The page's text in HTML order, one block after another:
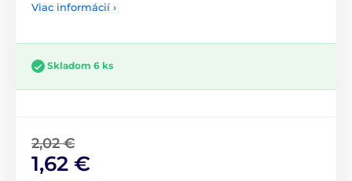
Viac informácií ›
Skladom 6 ks
2,02 €
1,62 €